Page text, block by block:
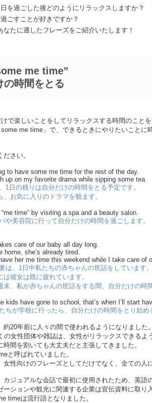
を過ごした後どのようにリラックスしますか？
ごすことが好きですか？
なたに適したフレーズをご紹介いたします！
me time”
の時間をとる
で楽しいことをしてリラックスする時間のことを
some me time」で、できるときにやりたいことに
さい。
to have some me time for the rest of the day.
up on my favorite drama while sipping some tea.
1日の残りは自分だけの時間をとる予定です。
、お気に入りのドラマを観ます。
time” by visiting a spa and a beauty salon.
や美容院に行って自分だけの時間を過ごします。
care of our baby all day long.
home, she’s already tired.
her me time this weekend while I take care of
は、1日中私たちの赤ちゃんの世話をしています。
彼女は既に疲れています。
末、私が赤ちゃんの世話をする間、自分だけの時
kids have gone to school, that’s when I’ll start
ちが学校に行ったら、自分だけの時間をとり始め
約20年前に人々の間で使われるようになりました。
の女性団体や雑誌は、女性がリラックスできるよ
時間を割いても大丈夫だと主張してきました。
と呼ばれていました。
女性向けのフレーズとしてだけでなく、全ての人
カジュアルな会話で最初に使用されたため、英語
ーションや観光に関連する企業は宣伝資料に取り
timeは流行語となりました。